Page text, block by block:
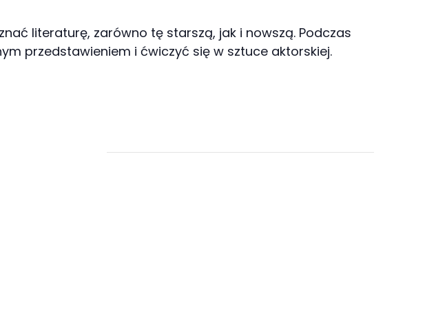
literaturę, zarówno tę starszą, jak i nowszą. Podczas
przedstawieniem i ćwiczyć się w sztuce aktorskiej.